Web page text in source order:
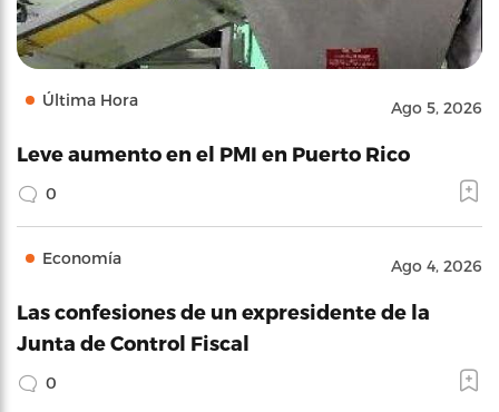
Última Hora Ago 5, 2026
Leve aumento en el PMI en Puerto Rico
0
Economía Ago 4, 2026
Las confesiones de un expresidente de la
Junta de Control Fiscal
0